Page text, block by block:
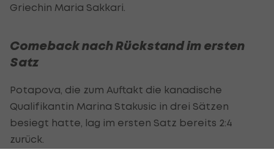
Griechin Maria Sakkari.
Comeback nach Rückstand im ersten
Satz
Potapova, die zum Auftakt die kanadische
Qualifikantin Marina Stakusic in drei Sätzen
besiegt hatte, lag im ersten Satz bereits 2:4
zurück.